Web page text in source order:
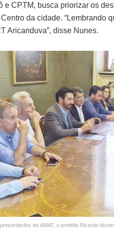
e CPTM, busca priorizar os
da cidade. “Lembrando
Aricanduva”, disse Nunes.
da AMAT, o prefeito Ricardo